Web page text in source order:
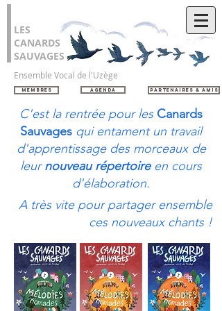
LES
CANARDS
SAUVAGES
Membres
Ensemble Vocal de l'Uzège
Partenaires & Amis
AGENDA
C'est la rentrée pour les Canards
Sauvages qui entament un travail
d'apprentissage des morceaux de
leurnouveau répertoireen cours
d'élaboration.
A très vite pour partager ensemble
ces nouveaux chants !